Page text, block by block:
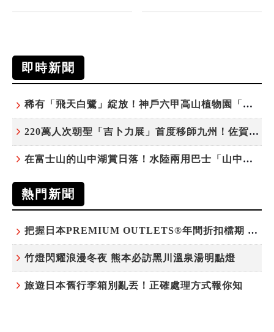
即時新聞
稀有「飛天白鷺」綻放！神戶六甲高山植物園「鷺草」珍貴現身
220萬人次朝聖「吉卜力展」首度移師九州！佐賀站早鳥平日套票8/10搶先開賣
在富士山的山中湖賞日落！水陸兩用巴士「山中湖的河馬」暑假加開夕陽班次
熱門新聞
把握日本PREMIUM OUTLETS®年間折扣檔期 越買越划算
竹燈閃耀浪漫冬夜 熊本必訪黑川溫泉湯明點燈
旅遊日本舊行李箱別亂丟！正確處理方式報你知